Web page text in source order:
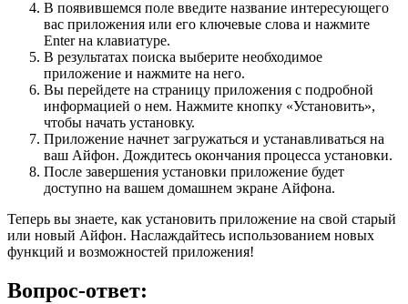
В появившемся поле введите название интересующего
вас приложения или его ключевые слова и нажмите
Enter на клавиатуре.
В результатах поиска выберите необходимое
приложение и нажмите на него.
Вы перейдете на страницу приложения с подробной
информацией о нем. Нажмите кнопку «Установить»,
чтобы начать установку.
Приложение начнет загружаться и устанавливаться на
ваш Айфон. Дождитесь окончания процесса установки.
После завершения установки приложение будет
доступно на вашем домашнем экране Айфона.
Теперь вы знаете, как установить приложение на свой старый
или новый Айфон. Наслаждайтесь использованием новых
функций и возможностей приложения!
Вопрос-ответ: